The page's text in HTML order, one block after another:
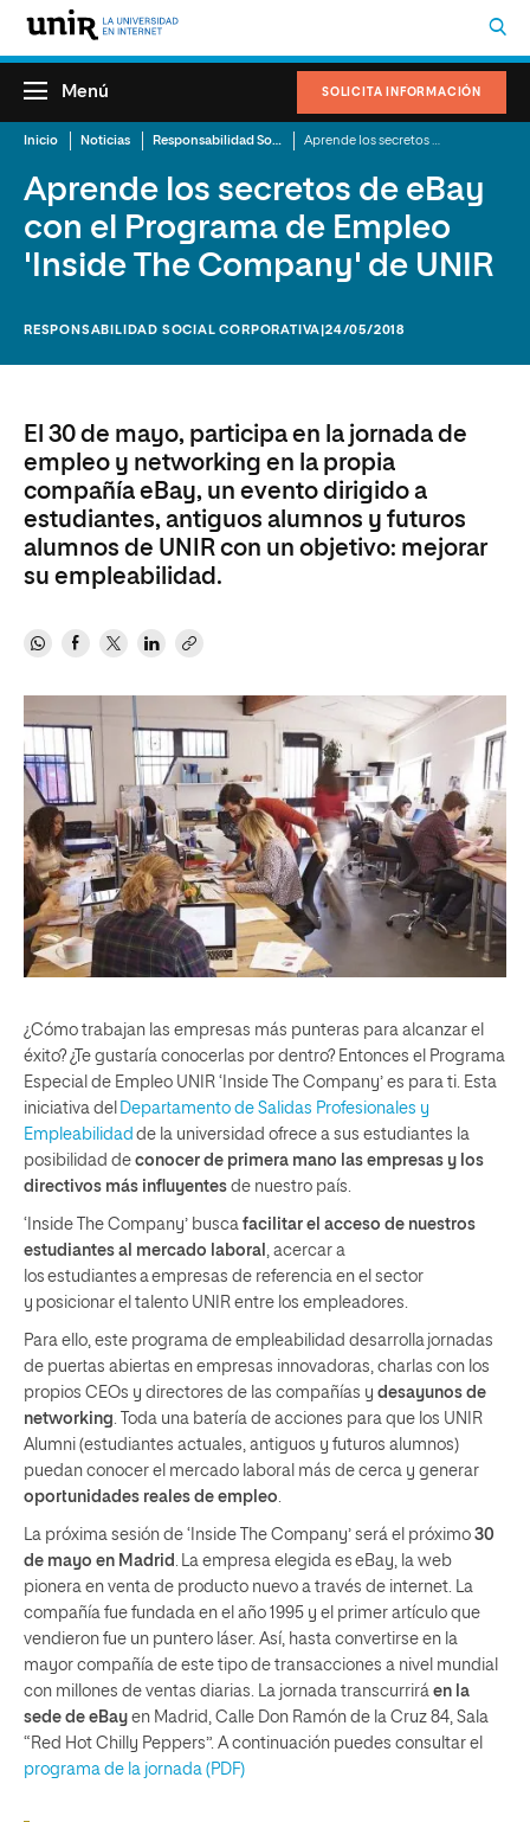
SOLICITA INFORMACIÓN
Menú
Inicio Noticias Responsabilidad Social Corporativa
Aprende los secretos de eBay
con el Programa de Empleo
'Inside The Company' de UNIR
RESPONSABILIDAD SOCIAL CORPORATIVA |24/05/2018
El 30 de mayo, participa en la jornada de
empleo y networking en la propia
compañía eBay, un evento dirigido a
estudiantes, antiguos alumnos y futuros
alumnos de UNIR con un objetivo: mejorar
su empleabilidad.
¿Cómo trabajan las empresas más punteras para alcanzar el
éxito? ¿Te gustaría conocerlas por dentro? Entonces el Programa
Especial de Empleo UNIR ‘Inside The Company’ es para ti. Esta
iniciativa del Departamento de Salidas Profesionales y
Empleabilidad de la universidad ofrece a sus estudiantes la
posibilidad de conocer de primera mano las empresas y los
directivos más influyentes de nuestro país.
‘Inside The Company’ busca facilitar el acceso de nuestros
estudiantes al mercado laboral , acercar a
los estudiantes a empresas de referencia en el sector
y posicionar el talento UNIR entre los empleadores.
Para ello, este programa de empleabilidad desarrolla jornadas
de puertas abiertas en empresas innovadoras, charlas con los
propios CEOs y directores de las compañías y desayunos de
networking. Toda una batería de acciones para que los UNIR
Alumni (estudiantes actuales, antiguos y futuros alumnos)
puedan conocer el mercado laboral más de cerca y generar
oportunidades reales de empleo.
La próxima sesión de ‘Inside The Company’ será el próximo 30
de mayo en Madrid . La empresa elegida es eBay, la web
pionera en venta de producto nuevo a través de internet. La
compañía fue fundada en el año 1995 y el primer artículo que
vendieron fue un puntero láser. Así, hasta convertirse en la
mayor compañía de este tipo de transacciones a nivel mundial
con millones de ventas diarias. La jornada transcurrirá en la
sede de eBay en Madrid, Calle Don Ramón de la Cruz 84, Sala
“Red Hot Chilly Peppers”. A continuación puedes consultar el
programa de la jornada (PDF)